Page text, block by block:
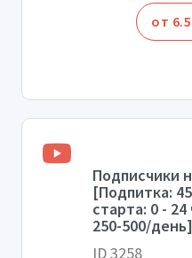
от
Подписчики
[Подпитка:
старта: 0 -
250-500/день]
ID 3258